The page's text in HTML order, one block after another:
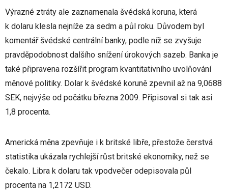
Výrazné ztráty ale zaznamenala švédská koruna, která
k dolaru klesla nejníže za sedm a půl roku. Důvodem byl
komentář švédské centrální banky, podle níž se zvyšuje
pravděpodobnost dalšího snížení úrokových sazeb. Banka je
také připravena rozšířit program kvantitativního uvolňování
měnové politiky. Dolar k švédské koruně zpevnil až na 9,0688
SEK, nejvýše od počátku března 2009. Připisoval si tak asi
1,8 procenta.
Americká měna zpevňuje i k britské libře, přestože čerstvá
statistika ukázala rychlejší růst britské ekonomiky, než se
čekalo. Libra k dolaru tak vpodvečer odepisovala půl
procenta na 1,2172 USD.